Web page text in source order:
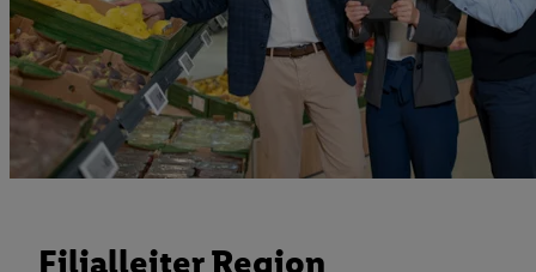
Filialleiter Region